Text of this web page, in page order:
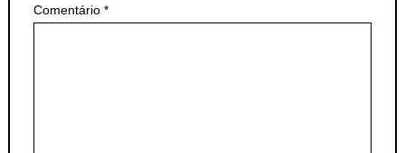
Comentário *